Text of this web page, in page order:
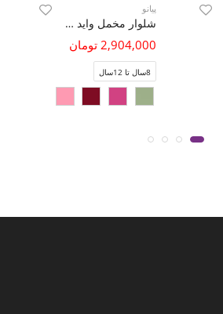
پیانو
شلوار مخمل واید (ست با کد 10699)
2,904,000 تومان
8سال تا 12سال